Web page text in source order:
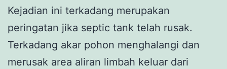
Kejadian ini terkadang merupakan
peringatan jika septic tank telah rusak.
Terkadang akar pohon menghalangi dan
merusak area aliran limbah keluar dari